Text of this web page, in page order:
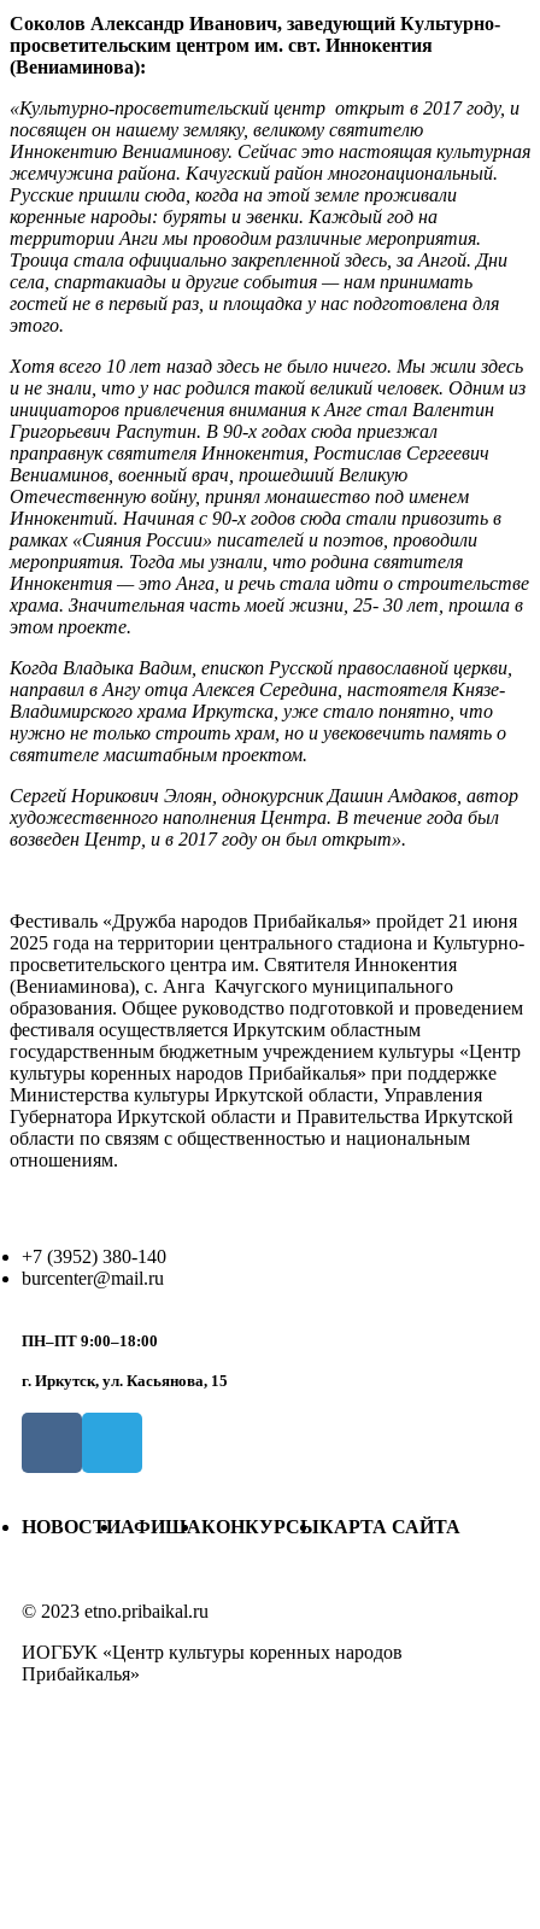
Соколов Александр Иванович, заведующий Культурно-
просветительским центром им. свт. Иннокентия
(Вениаминова):
«Культурно-просветительский центр открыт в 2017 году, и
посвящен он нашему земляку, великому святителю
Иннокентию Вениаминову. Сейчас это настоящая культурная
жемчужина района. Качугский район многонациональный.
Русские пришли сюда, когда на этой земле проживали
коренные народы: буряты и эвенки. Каждый год на
территории Анги мы проводим различные мероприятия.
Троица стала официально закрепленной здесь, за Ангой. Дни
села, спартакиады и другие события — нам принимать
гостей не в первый раз, и площадка у нас подготовлена для
этого.
Хотя всего 10 лет назад здесь не было ничего. Мы жили здесь
и не знали, что у нас родился такой великий человек. Одним из
инициаторов привлечения внимания к Анге стал Валентин
Григорьевич Распутин. В 90-х годах сюда приезжал
праправнук святителя Иннокентия, Ростислав Сергеевич
Вениаминов, военный врач, прошедший Великую
Отечественную войну, принял монашество под именем
Иннокентий. Начиная с 90-х годов сюда стали привозить в
рамках «Сияния России» писателей и поэтов, проводили
мероприятия. Тогда мы узнали, что родина святителя
Иннокентия — это Анга, и речь стала идти о строительстве
храма. Значительная часть моей жизни, 25- 30 лет, прошла в
этом проекте.
Когда Владыка Вадим, епископ Русской православной церкви,
направил в Ангу отца Алексея Середина, настоятеля Князе-
Владимирского храма Иркутска, уже стало понятно, что
нужно не только строить храм, но и увековечить память о
святителе масштабным проектом.
Сергей Норикович Элоян, однокурсник Дашин Амдаков, автор
художественного наполнения Центра. В течение года был
возведен Центр, и в 2017 году он был открыт».
Фестиваль «Дружба народов Прибайкалья» пройдет 21 июня
2025 года на территории центрального стадиона и Культурно-
просветительского центра им. Святителя Иннокентия
(Вениаминова), с. Анга Качугского муниципального
образования. Общее руководство подготовкой и проведением
фестиваля осуществляется Иркутским областным
государственным бюджетным учреждением культуры «Центр
культуры коренных народов Прибайкалья» при поддержке
Министерства культуры Иркутской области, Управления
Губернатора Иркутской области и Правительства Иркутской
области по связям с общественностью и национальным
отношениям.
+7 (3952) 380-140
burcenter@mail.ru
ПН–ПТ 9:00–18:00
г. Иркутск, ул. Касьянова, 15
НОВОСТИАФИШАКОНКУРСЫКАРТА САЙТА
© 2023 etno.pribaikal.ru
ИОГБУК «Центр культуры коренных народов
Прибайкалья»